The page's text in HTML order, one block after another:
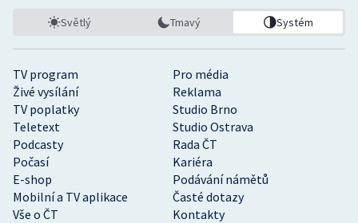
TV program
Pro média
Živé vysílání
Reklama
TV poplatky
Studio Brno
Teletext
Studio Ostrava
Podcasty
Rada ČT
Počasí
Kariéra
E-shop
Podávání námětů
Mobilní a TV aplikace
Časté dotazy
Vše o ČT
Kontakty
Světlý Tmavý Systém